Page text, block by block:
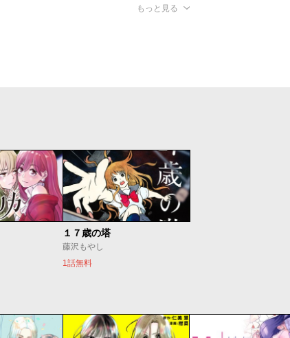
もっと見る
１７歳の塔
藤沢もやし
1話無料